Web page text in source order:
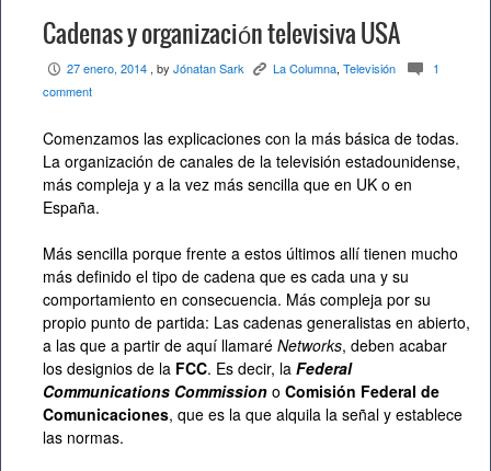
Cadenas y organización televisiva USA
P 27 enero, 2014 , by Jónatan Sark K La Columna,Televisión c
1
comment
Comenzamos las explicaciones con la más básica de todas.
La organización de canales de la televisión estadounidense,
más compleja y a la vez más sencilla que en UK o en
España.
Más sencilla porque frente a estos últimos allí tienen mucho
más definido el tipo de cadena que es cada una y su
comportamiento en consecuencia. Más compleja por su
propio punto de partida: Las cadenas generalistas en abierto,
a las que a partir de aquí llamaré Networks, deben acabar
los designios de la FCC. Es decir, la Federal
Communications Commission o Comisión Federal de
Comunicaciones, que es la que alquila la señal y establece
las normas.